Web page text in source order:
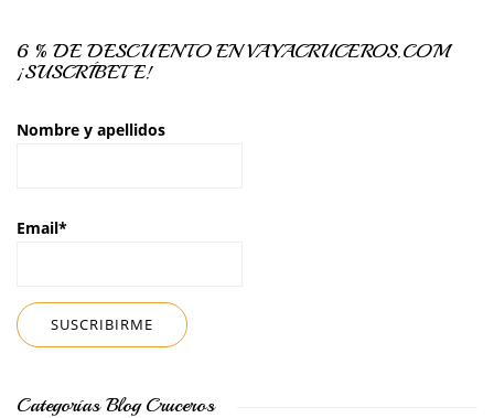
6 % DE DESCUENTO EN VAYACRUCEROS.COM
¡SUSCRÍBETE!
Nombre y apellidos
Email*
Categorías Blog Cruceros